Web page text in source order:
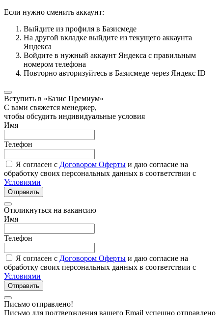
Если нужно сменить аккаунт:
Выйдите из профиля в Базисмеде
На другой вкладке выйдите из текущего аккаунта
Яндекса
Войдите в нужный аккаунт Яндекса с правильным
номером телефона
Повторно авторизуйтесь в Базисмеде через Яндекс ID
Вступить в «Базис Премиум»
С вами свяжется менеджер,
чтобы обсудить индивидуальные условия
Имя
Телефон
Я согласен с Договором Оферты и даю согласие на
обработку своих персональных данных в соответствии с
Условиями
Отправить
Откликнуться на вакансию
Имя
Телефон
Я согласен с Договором Оферты и даю согласие на
обработку своих персональных данных в соответствии с
Условиями
Отправить
Письмо отправлено!
Письмо для подтверждения вашего Email успешно отправлено